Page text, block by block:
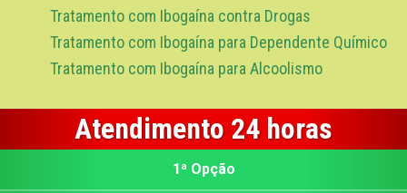
Tratamento com Ibogaína contra Drogas
Tratamento com Ibogaína para Dependente Químico
Tratamento com Ibogaína para Alcoolismo
Atendimento 24 horas
1ª Opção